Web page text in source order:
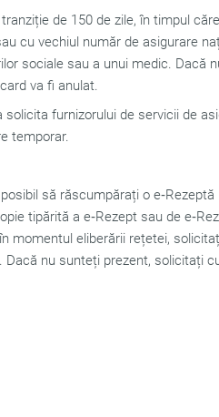
de 150 de zile, în timpul
cu vechiul număr de asigurare
sociale sau a unui medic. Dacă
va fi anulat.
solicita furnizorului de servicii de
temporar.
să răscumpărați o
tipărită a e‑Rezept sau de
momentul eliberării rețetei,
Dacă nu sunteți prezent, solicitați